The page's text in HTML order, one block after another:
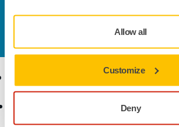
Allow all
Customize
Deny
Malzemeler
Uzmanlık
Sektörler